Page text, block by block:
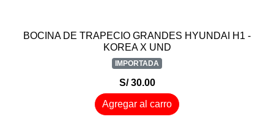
BOCINA DE TRAPECIO GRANDES HYUNDAI H1 -
KOREA X UND
IMPORTADA
S/ 30.00
Agregar al carro